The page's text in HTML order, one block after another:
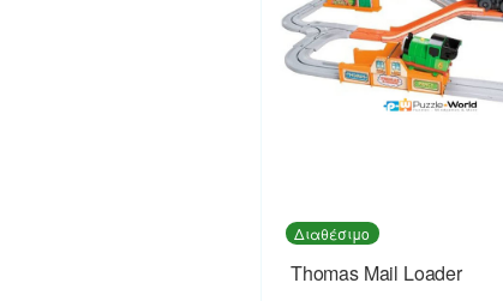
Διαθέσιμο
Thomas Mail Loader